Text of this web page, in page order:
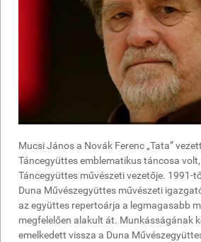
Mucsi János a Novák Ferenc „Tata”
Táncegyüttes emblematikus táncosa
Táncegyüttes művészeti vezetője. 1991-
Duna Művészegyüttes művészeti
az együttes repertoárja a legmagasabb
megfelelően alakult át. Munkásságának
emelkedett vissza a Duna